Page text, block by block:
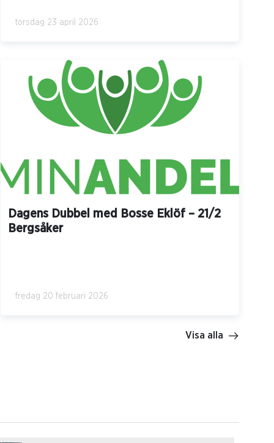
torsdag 23 april 2026
Dagens Dubbel med Bosse Eklöf – 21/2
Bergsåker
fredag 20 februari 2026
Visa alla